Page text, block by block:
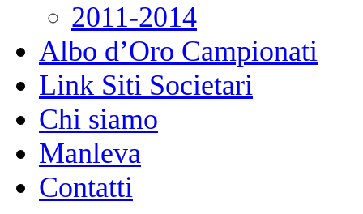
2011-2014
Albo d’Oro Campionati
Link Siti Societari
Chi siamo
Manleva
Contatti